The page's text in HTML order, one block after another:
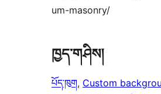
um-masonry/
ཁྱད་གཤིས།
པོད་ཁུག, Custom